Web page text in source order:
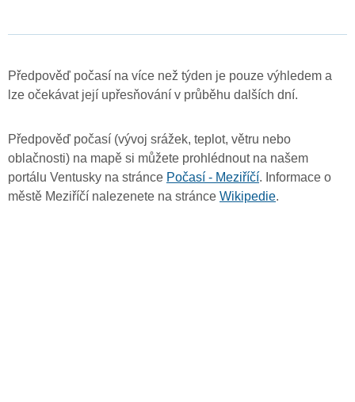
Předpověď počasí na více než týden je pouze výhledem a
lze očekávat její upřesňování v průběhu dalších dní.
Předpověď počasí (vývoj srážek, teplot, větru nebo
oblačnosti) na mapě si můžete prohlédnout na našem
portálu Ventusky na stránce Počasí - Meziříčí. Informace o
městě Meziříčí nalezenete na stránce Wikipedie.